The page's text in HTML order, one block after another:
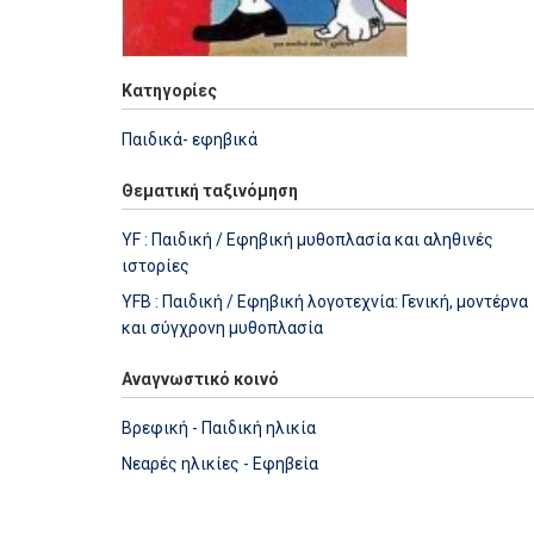
Κατηγορίες
Παιδικά- εφηβικά
Θεματική ταξινόμηση
YF : Παιδική / Εφηβική μυθοπλασία και αληθινές
ιστορίες
YFB : Παιδική / Εφηβική λογοτεχνία: Γενική, μοντέρνα
και σύγχρονη μυθοπλασία
Αναγνωστικό κοινό
Βρεφική - Παιδική ηλικία
Νεαρές ηλικίες - Εφηβεία